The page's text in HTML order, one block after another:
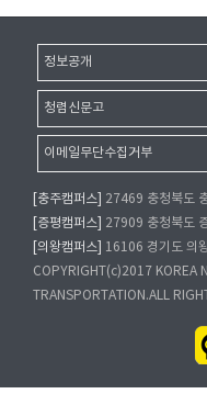
정보공개
청렴신문고
이메일무단수집거부
[충주캠퍼스]
27469 충청북도
[증평캠퍼스]
27909 충청북도
[의왕캠퍼스]
16106 경기도 의
COPYRIGHT(c)2017 KOREA
TRANSPORTATION.ALL